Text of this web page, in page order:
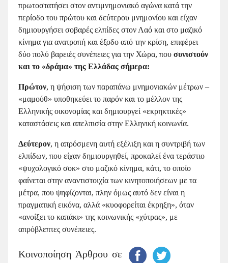
πρωτοστατήσει στον αντιμνημονιακό αγώνα κατά την
περίοδο του πρώτου και δεύτερου μνημονίου και είχαν
δημιουργήσει σοβαρές ελπίδες στον Λαό και στο μαζικό
κίνημα για ανατροπή και έξοδο από την κρίση, επιφέρει
δύο πολύ βαρειές συνέπειες για την Χώρα, που συνιστούν
και το «δράμα» της Ελλάδας σήμερα:
Πρώτον, η ψήφιση των παραπάνω μνημονιακών μέτρων –
«μαμούθ» υποθηκεύει το παρόν και το μέλλον της
Ελληνικής οικονομίας και δημιουργεί «εκρηκτικές»
καταστάσεις και απελπισία στην Ελληνική κοινωνία.
Δεύτερον, η απρόσμενη αυτή εξέλιξη και η συντριβή των
ελπίδων, που είχαν δημιουργηθεί, προκαλεί ένα τεράστιο
«ψυχολογικό σοκ» στο μαζικό κίνημα, κάτι, το οποίο
φαίνεται στην αναντιστοιχία των κινητοποιήσεων με τα
μέτρα, που ψηφίζονται, πλην όμως αυτό δεν είναι η
πραγματική εικόνα, αλλά «κυοφορείται έκρηξη», όταν
«ανοίξει το καπάκι» της κοινωνικής «χύτρας», με
απρόβλεπτες συνέπειες.
Κοινοποίηση Άρθρου σε